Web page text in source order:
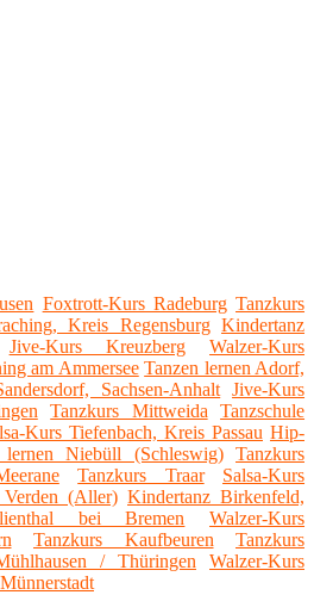
Foxtrott-Kurs Radeburg Tanzkurs
Kreis Regensburg Kindertanz
Jive-Kurs Kreuzberg
Walzer-Kurs
am Ammersee Tanzen lernen Adorf,
Sachsen-Anhalt Jive-Kurs
Tanzkurs Mittweida
Tanzschule
Kurs Tiefenbach, Kreis Passau Hip-
lernen Niebüll (Schleswig)
Tanzkurs
Tanzkurs Traar
Salsa-Kurs
(Aller) Kindertanz Birkenfeld,
bei Bremen
Walzer-Kurs
Tanzkurs Kaufbeuren
Tanzkurs
/ Thüringen
Walzer-Kurs